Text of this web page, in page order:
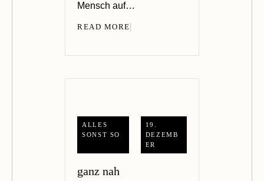
Mensch auf…
READ MORE
19.
DEZEMB
ER
ALLES
SONST SO
ganz nah